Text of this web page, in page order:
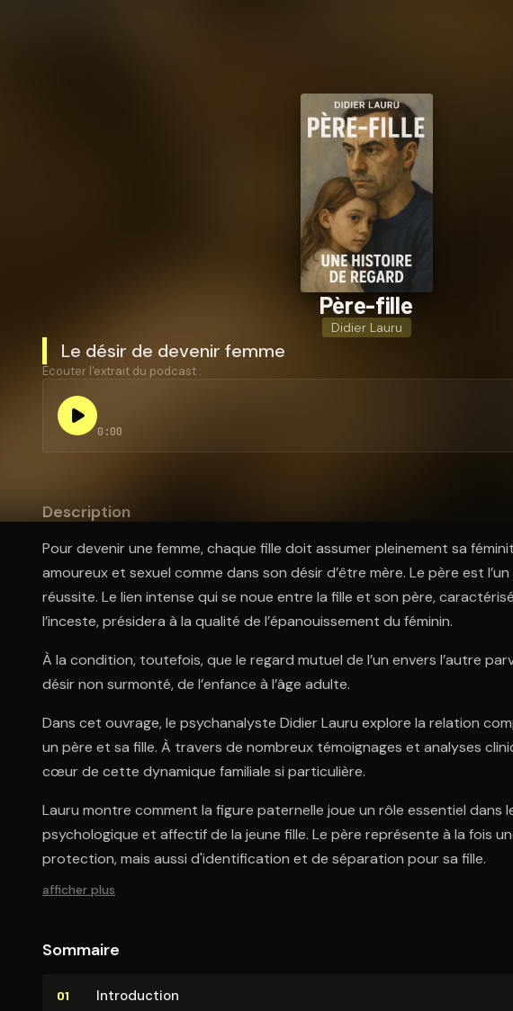
Père-fille
Didier Lauru
Le désir de devenir femme
Écouter l'extrait du podcast :
0:00
Description
Pour devenir une femme, chaque fille doit assumer pleinement sa
amoureux et sexuel comme dans son désir d’être mère. Le père est
réussite. Le lien intense qui se noue entre la fille et son père,
l’inceste, présidera à la qualité de l’épanouissement du féminin.
À la condition, toutefois, que le regard mutuel de l’un envers l’autre
désir non surmonté, de l’enfance à l’âge adulte.
Dans cet ouvrage, le psychanalyste Didier Lauru explore la relation
un père et sa fille. À travers de nombreux témoignages et analyses
cœur de cette dynamique familiale si particulière.
Lauru montre comment la figure paternelle joue un rôle essentiel dans
psychologique et affectif de la jeune fille. Le père représente à la fois
protection, mais aussi d'identification et de séparation pour sa fille.
afficher plus
Sommaire
01 In­tro­duc­tion